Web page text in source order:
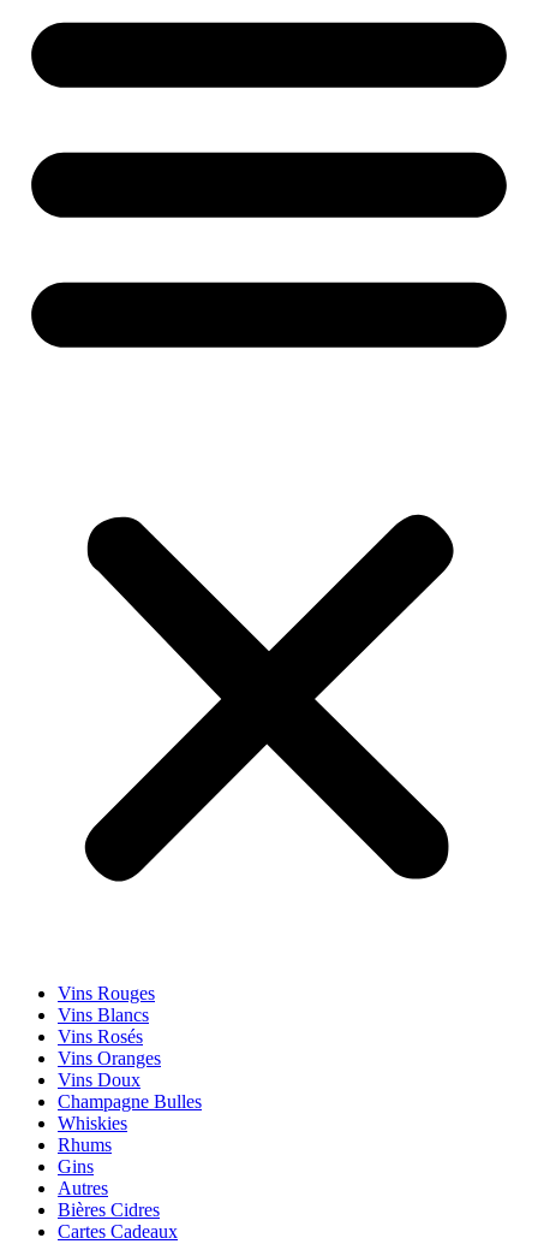
Vins Rouges
Vins Blancs
Vins Rosés
Vins Oranges
Vins Doux
Champagne Bulles
Whiskies
Rhums
Gins
Autres
Bières Cidres
Cartes Cadeaux